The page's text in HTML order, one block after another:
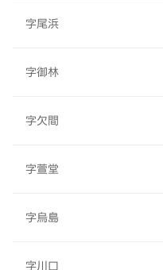
字尾浜
字御林
字欠間
字萱堂
字烏島
字川口